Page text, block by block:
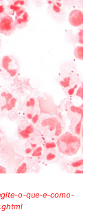
o-que-e-como-